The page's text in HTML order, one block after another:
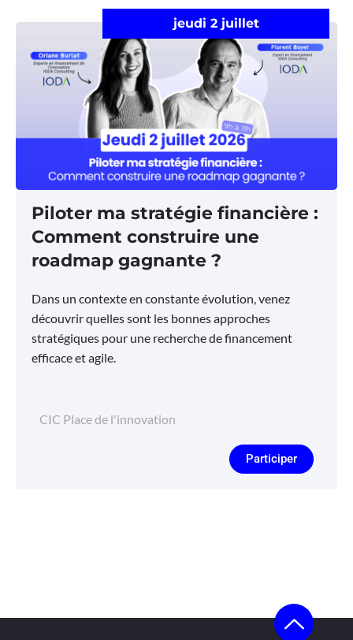
jeudi 2 juillet
Piloter ma stratégie financière :
Comment construire une
roadmap gagnante ?
Dans un contexte en constante évolution, venez
découvrir quelles sont les bonnes approches
stratégiques pour une recherche de financement
efficace et agile.
CIC Place de l'innovation
Participer